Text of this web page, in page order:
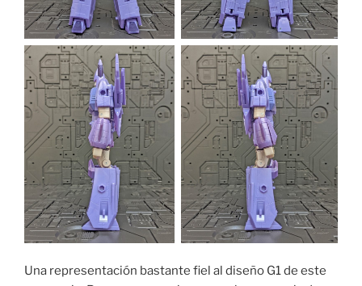
Una representación bastante fiel al diseño G1 de este